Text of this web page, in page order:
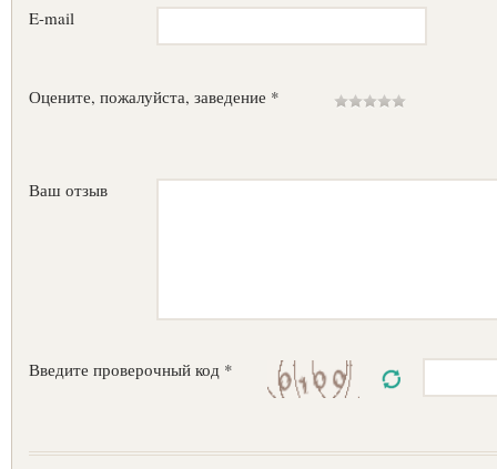
E-mail
Оцените, пожалуйста, заведение *
Ваш отзыв
Введите проверочный код *